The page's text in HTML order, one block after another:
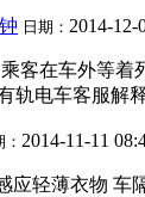
日期： 2014-12-
客在车外等
轨电车客服解
： 2014-11-11
轻薄衣物